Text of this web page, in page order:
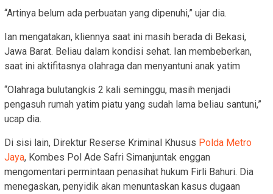
“Artinya belum ada perbuatan yang dipenuhi,” ujar dia.
Ian mengatakan, kliennya saat ini masih berada di Bekasi,
Jawa Barat. Beliau dalam kondisi sehat. Ian membeberkan,
saat ini aktifitasnya olahraga dan menyantuni anak yatim
“Olahraga bulutangkis 2 kali seminggu, masih menjadi
pengasuh rumah yatim piatu yang sudah lama beliau santuni,”
ucap dia.
Di sisi lain, Direktur Reserse Kriminal Khusus Polda Metro
Jaya, Kombes Pol Ade Safri Simanjuntak enggan
mengomentari permintaan penasihat hukum Firli Bahuri. Dia
menegaskan, penyidik akan menuntaskan kasus dugaan